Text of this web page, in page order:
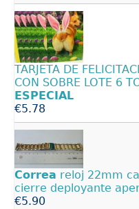
TARJETA DE
CON SOBRE LOTE 6
ESPECIAL
€5.78
Correa reloj 22mm
cierre deployante
€5.90